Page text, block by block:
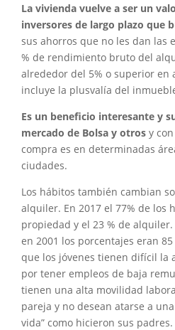
La vivienda vuelve a ser un
inversores de largo plazo que
sus ahorros que no les dan las
% de rendimiento bruto del
alrededor del 5% o superior en
incluye la plusvalía del
Es un beneficio interesante y
mercado de Bolsa y otros y
compra es en determinadas
ciudades.
Los hábitos también cambian
alquiler. En 2017 el 77% de los
propiedad y el 23 % de
en 2001 los porcentajes eran 85
que los jóvenes tienen difícil la
por tener empleos de baja
tienen una alta movilidad
pareja y no desean atarse a
vida” como hicieron sus padres.